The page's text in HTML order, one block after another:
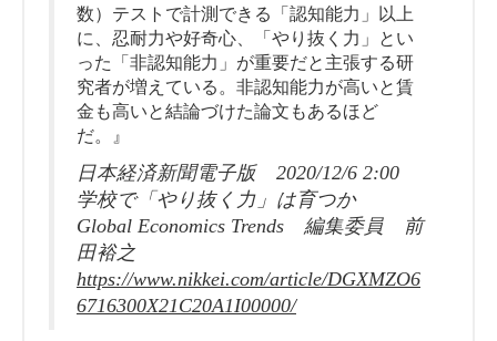
数）テストで計測できる「認知能力」以上
に、忍耐力や好奇心、「やり抜く力」とい
った「非認知能力」が重要だと主張する研
究者が増えている。非認知能力が高いと賃
金も高いと結論づけた論文もあるほど
だ。』
日本経済新聞電子版 2020/12/6 2:00
学校で「やり抜く力」は育つか
Global Economics Trends 編集委員 前
田裕之
https://www.nikkei.com/article/DGXMZO6
6716300X21C20A1I00000/